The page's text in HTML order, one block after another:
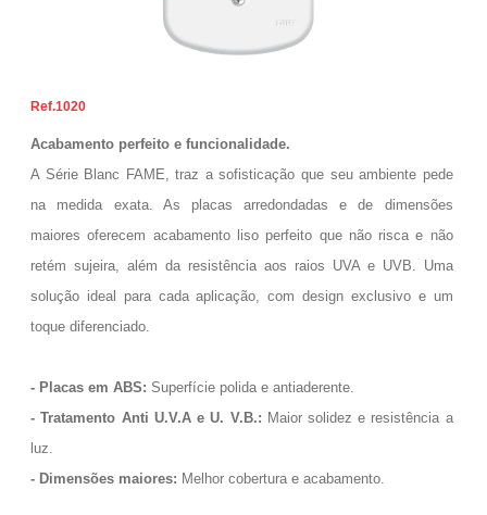
1020
Acabamento perfeito e funcionalidade.
A Série Blanc FAME, traz a sofisticação que seu ambiente pede
na medida exata. As placas arredondadas e de dimensões
maiores oferecem acabamento liso perfeito que não risca e não
retém sujeira, além da resistência aos raios UVA e UVB. Uma
solução ideal para cada aplicação, com design exclusivo e um
toque diferenciado.
- Placas em ABS:Superfície polida e antiaderente.
- Tratamento Anti U.V.A e U. V.B.: Maior solidez e resistência a
luz.
- Dimensões maiores: Melhor cobertura e acabamento.